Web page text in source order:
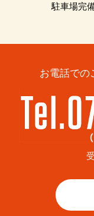
駐車場完
お電話での